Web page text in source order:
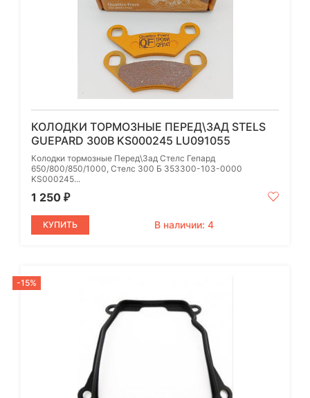
КОЛОДКИ ТОРМОЗНЫЕ ПЕРЕД\ЗАД STELS
GUEPARD 300B KS000245 LU091055
Колодки тормозные Перед\Зад Стелс Гепард
650/800/850/1000, Стелс 300 Б 353300-103-0000
KS000245...
1 250 ₽
КУПИТЬ В наличии: 4
-15%